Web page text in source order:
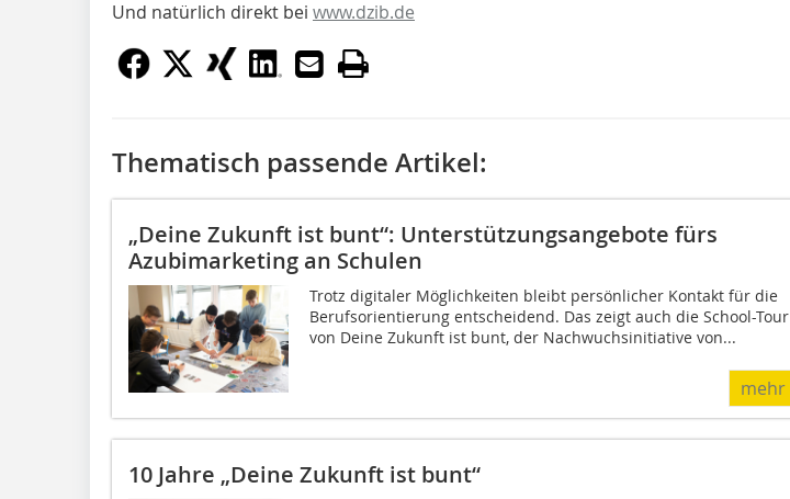
Und natürlich direkt bei www.dzib.de
Thematisch passende Artikel:
„Deine Zukunft ist bunt“: Unterstützungsangebote fürs
Azubimarketing an Schulen
Trotz digitaler Möglichkeiten bleibt persönlicher Kontakt für die
Berufsorientierung entscheidend. Das zeigt auch die School-Tour
von Deine Zukunft ist bunt, der Nachwuchsinitiative von...
mehr
10 Jahre „Deine Zukunft ist bunt“